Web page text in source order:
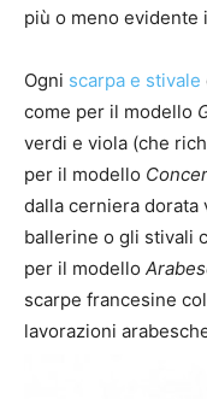
più o meno evidente
Ogni scarpa e stivale
come per il modello
verdi e viola (che
per il modello
dalla cerniera dorata
ballerine o gli stivali
per il modello
scarpe francesine
lavorazioni